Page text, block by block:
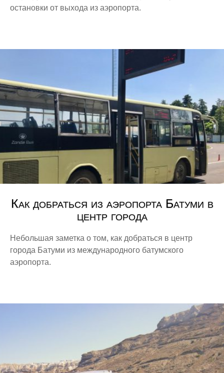
остановки от выхода из аэропорта.
Как добраться из аэропорта Батуми в
центр города
Небольшая заметка о том, как добраться в центр
города Батуми из международного батумского
аэропорта.